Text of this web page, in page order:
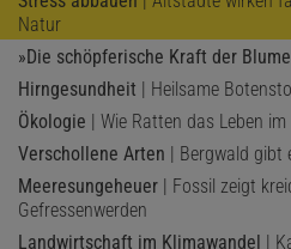
Natur
»Die schöpferische Kraft der
Hirngesundheit | Heilsame
Ökologie | Wie Ratten das Leben
Verschollene Arten | Bergwald gibt
Meeresungeheuer | Fossil zeigt
Gefressenwerden
Landwirtschaft im Klimawandel |